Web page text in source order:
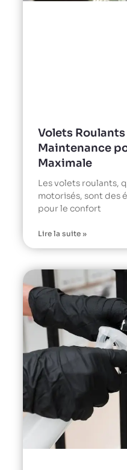
Volets
Maintenance
Maximale
Les volets roulants,
motorisés, sont des
pour le confort
Lire la suite »